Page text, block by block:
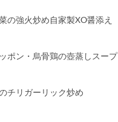
の強火炒め自家製XO醤添え
ポン・烏骨鶏の壺蒸しスープ
チリガーリック炒め